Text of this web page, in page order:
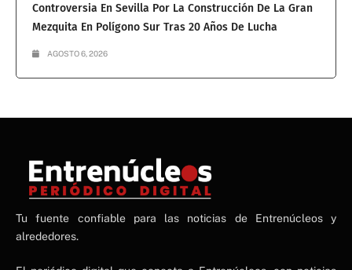
Controversia En Sevilla Por La Construcción De La Gran
Mezquita En Polígono Sur Tras 20 Años De Lucha
AGOSTO 6, 2026
NE
NEWS ELEMENTOR
Tu fuente confiable para las noticias de Entrenúcleos y
alrededores.